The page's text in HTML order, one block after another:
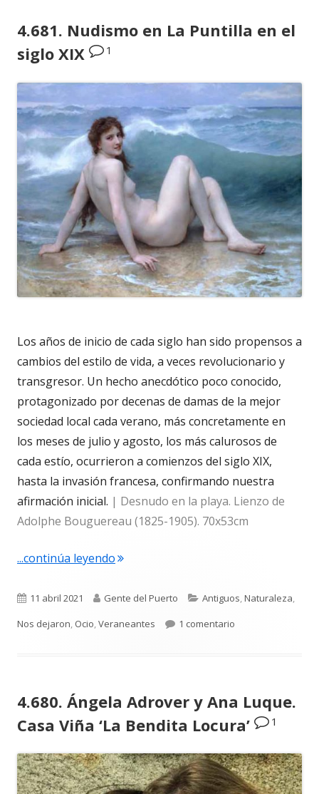
4.681. Nudismo en La Puntilla en el
siglo XIX
1
Los años de inicio de cada siglo han sido propensos a
cambios del estilo de vida, a veces revolucionario y
transgresor. Un hecho anecdótico poco conocido,
protagonizado por decenas de damas de la mejor
sociedad local cada verano, más concretamente en
los meses de julio y agosto, los más calurosos de
cada estío, ocurrieron a comienzos del siglo XIX,
hasta la invasión francesa, confirmando nuestra
afirmación inicial. | Desnudo en la playa. Lienzo de
Adolphe Bouguereau (1825-1905). 70x53cm
...continúa leyendo"4.681. Nudismo en La Puntilla en el
Publicado
el
11 abril 2021 Autor
Gente del Puerto Categorías
Antiguos,Naturaleza,
Nos dejaron, Ocio,Veraneantes 1 comentario
4.680. Ángela Adrover y Ana Luque.
Casa Viña ‘La Bendita Locura’
1